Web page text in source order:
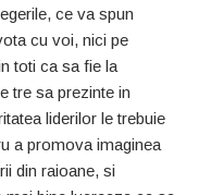
ce va spun
cu voi, nici pe
toti ca sa fie la
tre sa prezinte in
liderilor le trebuie
a promova imaginea
din raioane, si